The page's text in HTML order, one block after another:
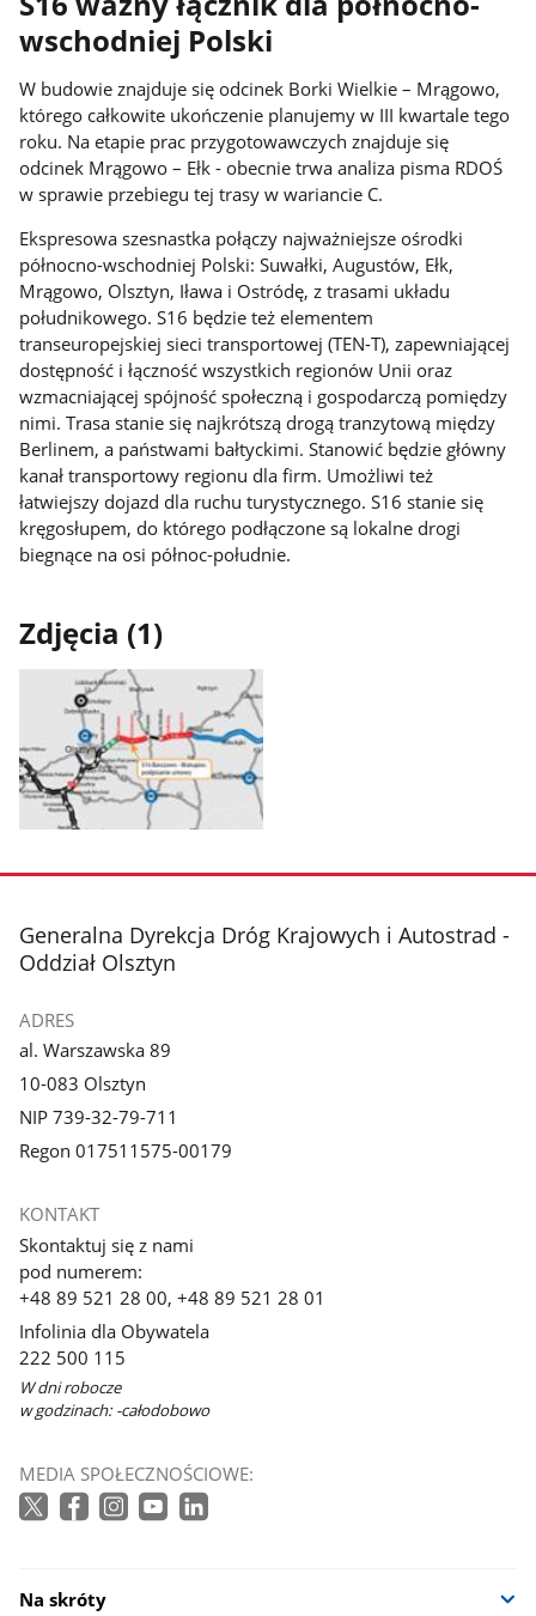
wschodniej Polski
W budowie znajduje się odcinek Borki Wielkie – Mrągowo,
którego całkowite ukończenie planujemy w III kwartale tego
roku. Na etapie prac przygotowawczych znajduje się
odcinek Mrągowo – Ełk - obecnie trwa analiza pisma RDOŚ
w sprawie przebiegu tej trasy w wariancie C.
Ekspresowa szesnastka połączy najważniejsze ośrodki
północno-wschodniej Polski: Suwałki, Augustów, Ełk,
Mrągowo, Olsztyn, Iława i Ostródę, z trasami układu
południkowego. S16 będzie też elementem
transeuropejskiej sieci transportowej (TEN-T), zapewniającej
dostępność i łączność wszystkich regionów Unii oraz
wzmacniającej spójność społeczną i gospodarczą pomiędzy
nimi. Trasa stanie się najkrótszą drogą tranzytową między
Berlinem, a państwami bałtyckimi. Stanowić będzie główny
kanał transportowy regionu dla firm. Umożliwi też
łatwiejszy dojazd dla ruchu turystycznego. S16 stanie się
kręgosłupem, do którego podłączone są lokalne drogi
biegnące na osi północ-południe.
Zdjęcia (1)
zdjęcie
galerii.
stopka
Generalna Dyrekcja Dróg Krajowych i Autostrad -
Oddział Olsztyn
ADRES
al. Warszawska 89
10-083 Olsztyn
NIP 739-32-79-711
Regon 017511575-00179
KONTAKT
Skontaktuj się z nami
pod numerem:
+48 89 521 28 00, +48 89 521 28 01
Infolinia dla Obywatela
222 500 115
W dni robocze
w godzinach: -całodobowo
MEDIA SPOŁECZNOŚCIOWE:
Na skróty